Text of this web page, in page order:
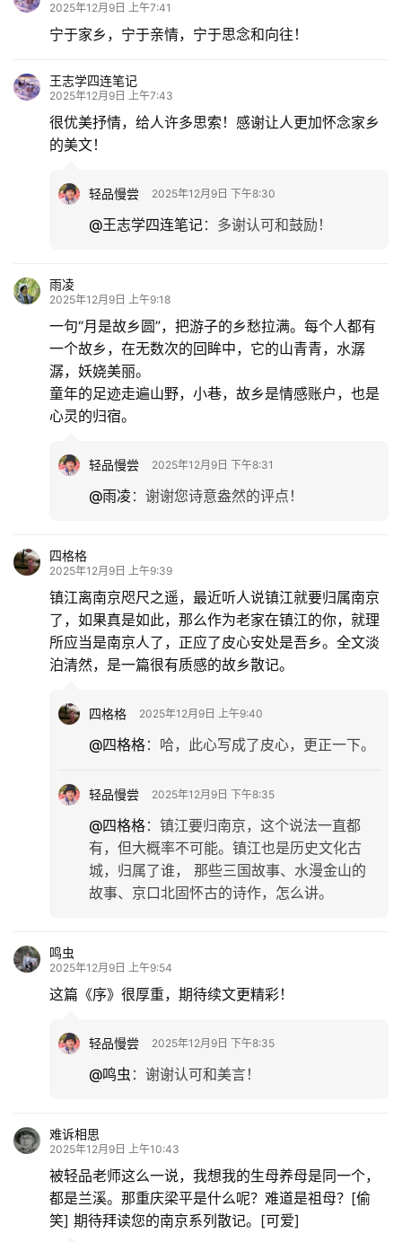
2025年12月9日 上午7:41
宁于家乡，宁于亲情，宁于思念和向往！
王志学四连笔记
2025年12月9日 上午7:43
很优美抒情，给人许多思索！感谢让人更加怀念家乡
的美文！
轻品慢尝 2025年12月9日 下午8:30
@王志学四连笔记： 多谢认可和鼓励！
雨凌
2025年12月9日 上午9:18
一句“月是故乡圆”，把游子的乡愁拉满。每个人都有
一个故乡，在无数次的回眸中，它的山青青，水潺
潺，妖娆美丽。
童年的足迹走遍山野，小巷，故乡是情感账户，也是
心灵的归宿。
轻品慢尝 2025年12月9日 下午8:31
@雨凌 ： 谢谢您诗意盎然的评点！
四格格
2025年12月9日 上午9:39
镇江离南京咫尺之遥，最近听人说镇江就要归属南京
了，如果真是如此，那么作为老家在镇江的你，就理
所应当是南京人了，正应了皮心安处是吾乡。全文淡
泊清然，是一篇很有质感的故乡散记。
四格格 2025年12月9日 上午9:40
@四格格： 哈，此心写成了皮心，更正一下。
轻品慢尝 2025年12月9日 下午8:35
@四格格： 镇江要归南京，这个说法一直都
有，但大概率不可能。镇江也是历史文化古
城，归属了谁， 那些三国故事、水漫金山的
故事、京口北固怀古的诗作，怎么讲。
鸣虫
2025年12月9日 上午9:54
这篇《序》很厚重，期待续文更精彩！
轻品慢尝 2025年12月9日 下午8:35
@鸣虫 ： 谢谢认可和美言！
难诉相思
2025年12月9日 上午10:43
被轻品老师这么一说，我想我的生母养母是同一个，
都是兰溪。那重庆梁平是什么呢？难道是祖母？[偷
笑] 期待拜读您的南京系列散记。[可爱]